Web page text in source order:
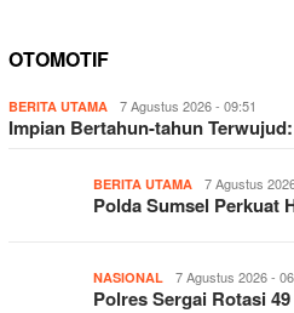
OTOMOTIF
BERITA UTAMA 7 Agustus 2026 - 09:51
Impian Bertahun-tahun
BERITA UTAMA 7 Agustus
Polda Sumsel Perkuat
NASIONAL 7 Agustus 2026 -
Polres Sergai Rotasi